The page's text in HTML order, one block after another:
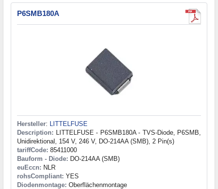
P6SMB180A
Hersteller:
LITTELFUSE
Description: LITTELFUSE - P6SMB180A - TVS-Diode, P6SMB,
Unidirektional, 154 V, 246 V, DO-214AA (SMB), 2 Pin(s)
tariffCode: 85411000
Bauform - Diode: DO-214AA (SMB)
euEccn: NLR
rohsCompliant: YES
Diodenmontage: Oberflächenmontage